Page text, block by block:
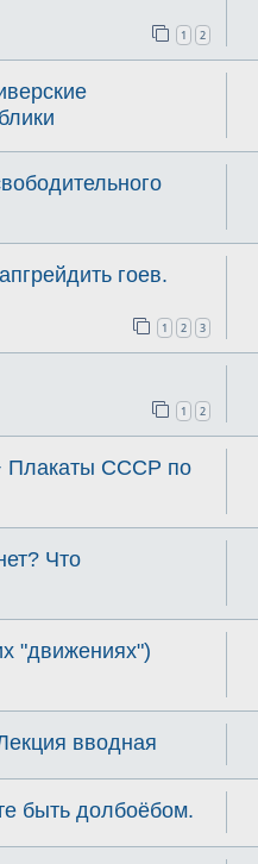
1 2
гоев.
1 2 3
1 2
Плакаты СССР по
Что
"движениях")
вводная
быть долбоёбом.